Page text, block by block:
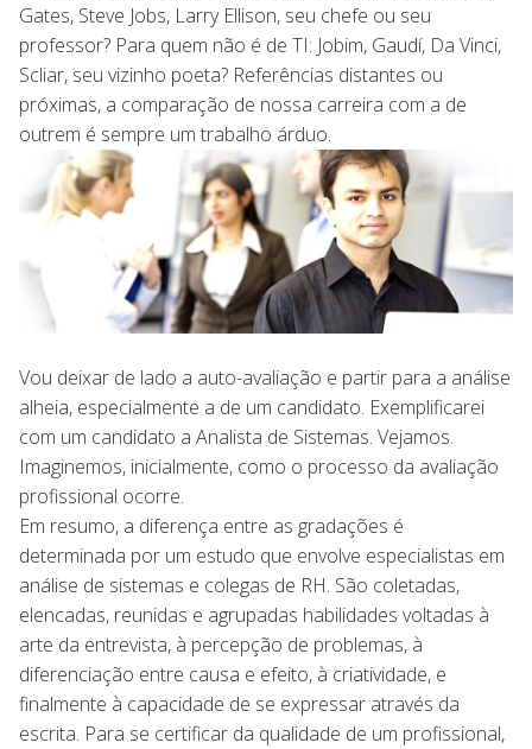
Gates, Steve Jobs, Larry Ellison, seu chefe ou seu
professor? Para quem não é de TI: Jobim, Gaudí, Da Vinci,
Scliar, seu vizinho poeta? Referências distantes ou
próximas, a comparação de nossa carreira com a de
outrem é sempre um trabalho árduo.
Vou deixar de lado a auto-avaliação e partir para a análise
alheia, especialmente a de um candidato. Exemplificarei
com um candidato a Analista de Sistemas. Vejamos.
Imaginemos, inicialmente, como o processo da avaliação
profissional ocorre.
Em resumo, a diferença entre as gradações é
determinada por um estudo que envolve especialistas em
análise de sistemas e colegas de RH. São coletadas,
elencadas, reunidas e agrupadas habilidades voltadas à
arte da entrevista, à percepção de problemas, à
diferenciação entre causa e efeito, à criatividade, e
finalmente à capacidade de se expressar através da
escrita. Para se certificar da qualidade de um profissional,